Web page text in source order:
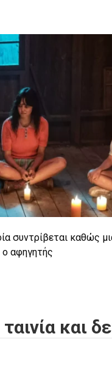
συντρίβεται καθώς
ο αφηγητής
και